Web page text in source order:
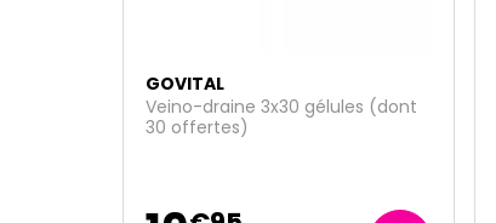
GOVITAL
Veino-draine 3x30 gélules (dont
30 offertes)